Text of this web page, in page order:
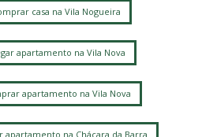
casa na Vila Nogueira
apartamento na Vila Nova
apartamento na Vila Nova
apartamento na Chácara da Barra